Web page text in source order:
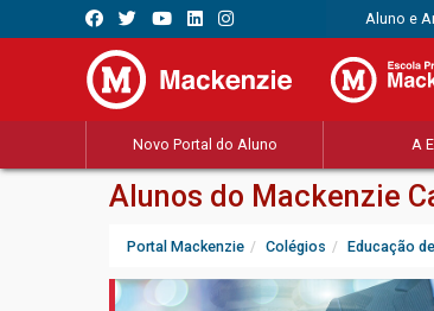
Aluno e
Novo Portal do Aluno A
Alunos do Mackenzie
Portal Mackenzie Colégios Educação